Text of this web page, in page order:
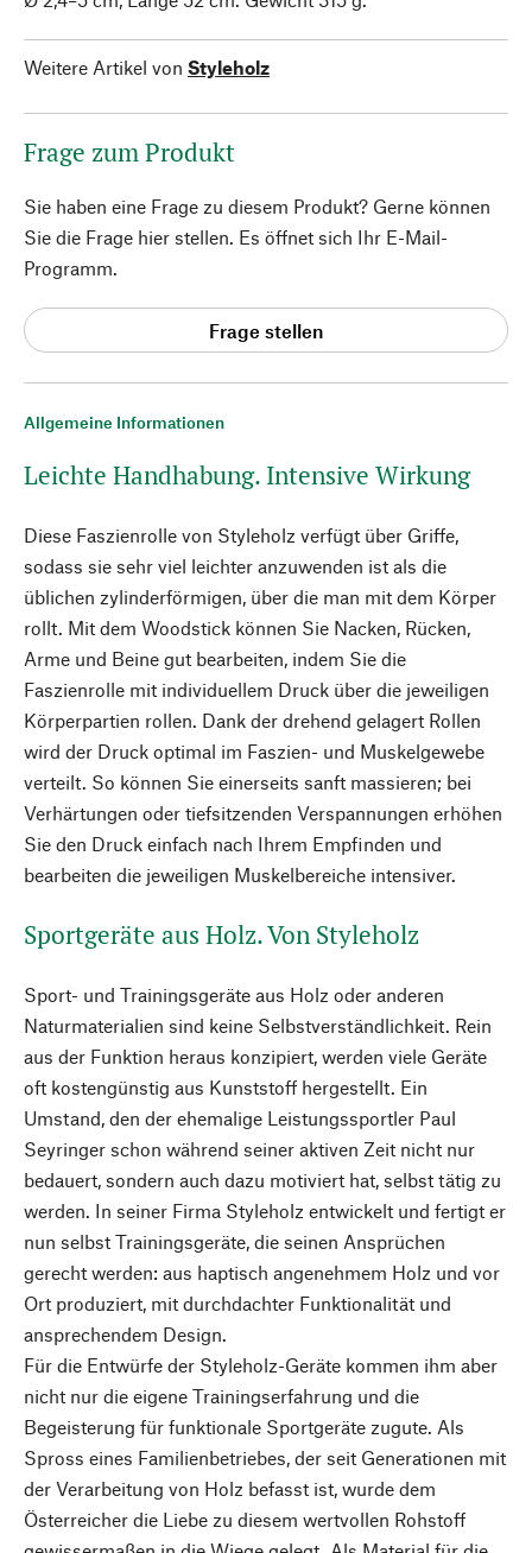
Allgemeine Informationen
Leichte Handhabung. Intensive Wirkung
Diese Faszienrolle von Styleholz verfügt über Griffe,
sodass sie sehr viel leichter anzuwenden ist als die
üblichen zylinderförmigen, über die man mit dem Körper
rollt. Mit dem Woodstick können Sie Nacken, Rücken,
Arme und Beine gut bearbeiten, indem Sie die
Faszienrolle mit individuellem Druck über die jeweiligen
Körperpartien rollen. Dank der drehend gelagert Rollen
wird der Druck optimal im Faszien- und Muskelgewebe
verteilt. So können Sie einerseits sanft massieren; bei
Verhärtungen oder tiefsitzenden Verspannungen erhöhen
Sie den Druck einfach nach Ihrem Empfinden und
bearbeiten die jeweiligen Muskelbereiche intensiver.
Sportgeräte aus Holz. Von Styleholz
Sport- und Trainingsgeräte aus Holz oder anderen
Naturmaterialien sind keine Selbstverständlichkeit. Rein
aus der Funktion heraus konzipiert, werden viele Geräte
oft kostengünstig aus Kunststoff hergestellt. Ein
Umstand, den der ehemalige Leistungssportler Paul
Seyringer schon während seiner aktiven Zeit nicht nur
bedauert, sondern auch dazu motiviert hat, selbst tätig zu
werden. In seiner Firma Styleholz entwickelt und fertigt er
nun selbst Trainingsgeräte, die seinen Ansprüchen
gerecht werden: aus haptisch angenehmem Holz und vor
Ort produziert, mit durchdachter Funktionalität und
ansprechendem Design.
Für die Entwürfe der Styleholz-Geräte kommen ihm aber
nicht nur die eigene Trainingserfahrung und die
Begeisterung für funktionale Sportgeräte zugute. Als
Spross eines Familienbetriebes, der seit Generationen mit
der Verarbeitung von Holz befasst ist, wurde dem
Österreicher die Liebe zu diesem wertvollen Rohstoff
Weitere Artikel von Styleholz
Frage zum Produkt
Sie haben eine Frage zu diesem Produkt? Gerne können
Sie die Frage hier stellen. Es öffnet sich Ihr E-Mail-
Programm.
Frage stellen